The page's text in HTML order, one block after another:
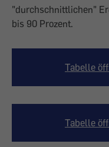
"durchschnittlichen"
bis 90 Prozent.
Tabelle
Tabelle